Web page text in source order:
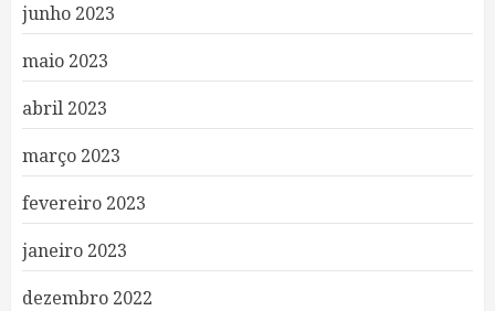
junho 2023
maio 2023
abril 2023
março 2023
fevereiro 2023
janeiro 2023
dezembro 2022